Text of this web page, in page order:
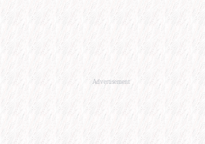
Advertisement